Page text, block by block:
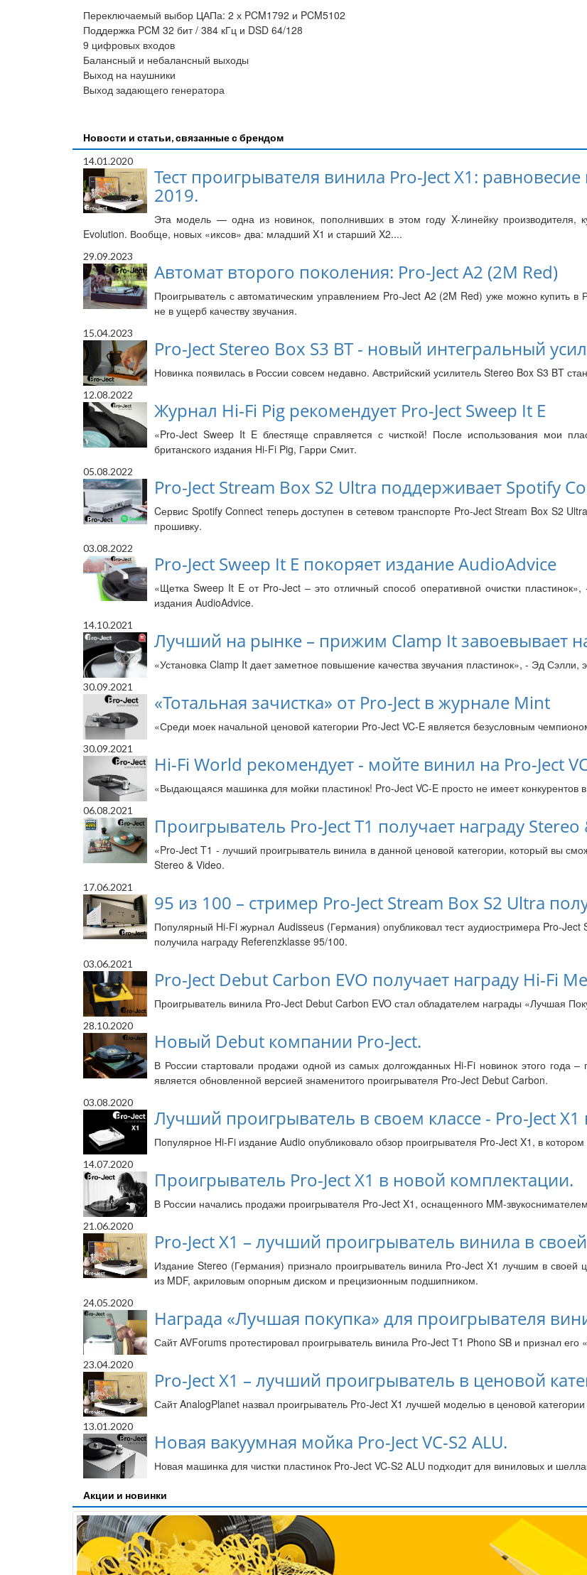
Переключаемый выбор ЦАПа: 2 х PCM1792 и PCM5102
Поддержка PCM 32 бит / 384 кГц и DSD 64/128
9 цифровых входов
Балансный и небалансный выходы
Выход на наушники
Выход задающего генератора
Новости и статьи, связанные с брендом
14.01.2020
Тест проигрывателя винила Pro-Ject X1:
2019.
Эта модель — одна из новинок, пополнивших в этом году X-линейку производителя,
Evolution. Вообще, новых «иксов» два: младший X1 и старший X2....
29.09.2023
Автомат второго поколения: Pro-Ject A2 (2M Red)
Проигрыватель с автоматическим управлением Pro-Ject A2 (2M Red) уже можно купить в
не в ущерб качеству звучания.
15.04.2023
Pro-Ject Stereo Box S3 BT - новый интегральный
Новинка появилась в России совсем недавно. Австрийский усилитель Stereo Box S3 BT
12.08.2022
Журнал Hi-Fi Pig рекомендует Pro-Ject Sweep It E
«Pro-Ject Sweep It E блестяще справляется с чисткой! После использования мои
британского издания Hi-Fi Pig, Гарри Смит.
05.08.2022
Pro-Ject Stream Box S2 Ultra поддерживает Spotify
Cервис Spotify Connect теперь доступен в сетевом транспорте Pro-Ject Stream Box S2
прошивку.
03.08.2022
Pro-Ject Sweep It E покоряет издание AudioAdvice
«Щетка Sweep It E от Pro-Ject – это отличный способ оперативной очистки
издания AudioAdvice.
14.10.2021
Лучший на рынке – прижим Clamp It завоевывает
«Установка Clamp It дает заметное повышение качества звучания пластинок», - Эд Сэлли,
30.09.2021
«Тотальная зачистка» от Pro-Ject в журнале Mint
«Среди моек начальной ценовой категории Pro-Ject VC-E является безусловным
30.09.2021
Hi-Fi World рекомендует - мойте винил на Pro-Ject
«Выдающаяся машинка для мойки пластинок! Pro-Ject VC-E просто не имеет конкурентов
06.08.2021
Проигрыватель Pro-Ject T1 получает награду Stereo
«Pro-Ject T1 - лучший проигрыватель винила в данной ценовой категории, который вы
Stereo & Video.
17.06.2021
95 из 100 – стример Pro-Ject Stream Box S2 Ultra
Популярный Hi-Fi журнал Audisseus (Германия) опубликовал тест аудиостримера Pro-
получила награду Referenzklasse 95/100.
03.06.2021
Pro-Ject Debut Carbon EVO получает награду Hi-Fi
Проигрыватель винила Pro-Ject Debut Carbon EVO стал обладателем награды «Лучшая
28.10.2020
Новый Debut компании Pro-Ject.
В России стартовали продажи одной из самых долгожданных Hi-Fi новинок этого года
является обновленной версией знаменитого проигрывателя Pro-Ject Debut Carbon.
03.08.2020
Лучший проигрыватель в своем классе - Pro-Ject
Популярное Hi-Fi издание Audio опубликовало обзор проигрывателя Pro-Ject X1, в
14.07.2020
Проигрыватель Pro-Ject X1 в новой комплектации.
В России начались продажи проигрывателя Pro-Ject X1, оснащенного MM-
21.06.2020
Pro-Ject X1 – лучший проигрыватель винила в
Издание Stereo (Германия) признало проигрыватель винила Pro-Ject X1 лучшим в
из MDF, акриловым опорным диском и прецизионным подшипником.
24.05.2020
Награда «Лучшая покупка» для проигрывателя
Сайт AVForums протестировал проигрыватель винила Pro-Ject T1 Phono SB и признал его
23.04.2020
Pro-Ject X1 – лучший проигрыватель в ценовой
Сайт AnalogPlanet назвал проигрыватель Pro-Ject X1 лучшей моделью в ценовой
13.01.2020
Новая вакуумная мойка Pro-Ject VC-S2 ALU.
Новая машинка для чистки пластинок Pro-Ject VC-S2 ALU подходит для виниловых и
Акции и новинки